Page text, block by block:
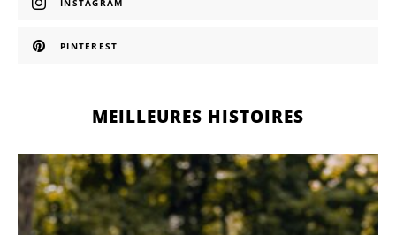
PINTEREST
MEILLEURES HISTOIRES